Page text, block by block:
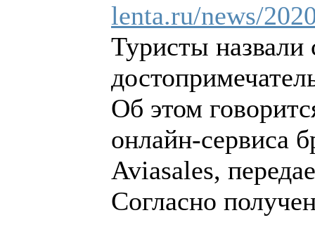
lenta.ru/news/
Туристы
Об этом
онлайн-сервиса
Aviasales,
Согласно